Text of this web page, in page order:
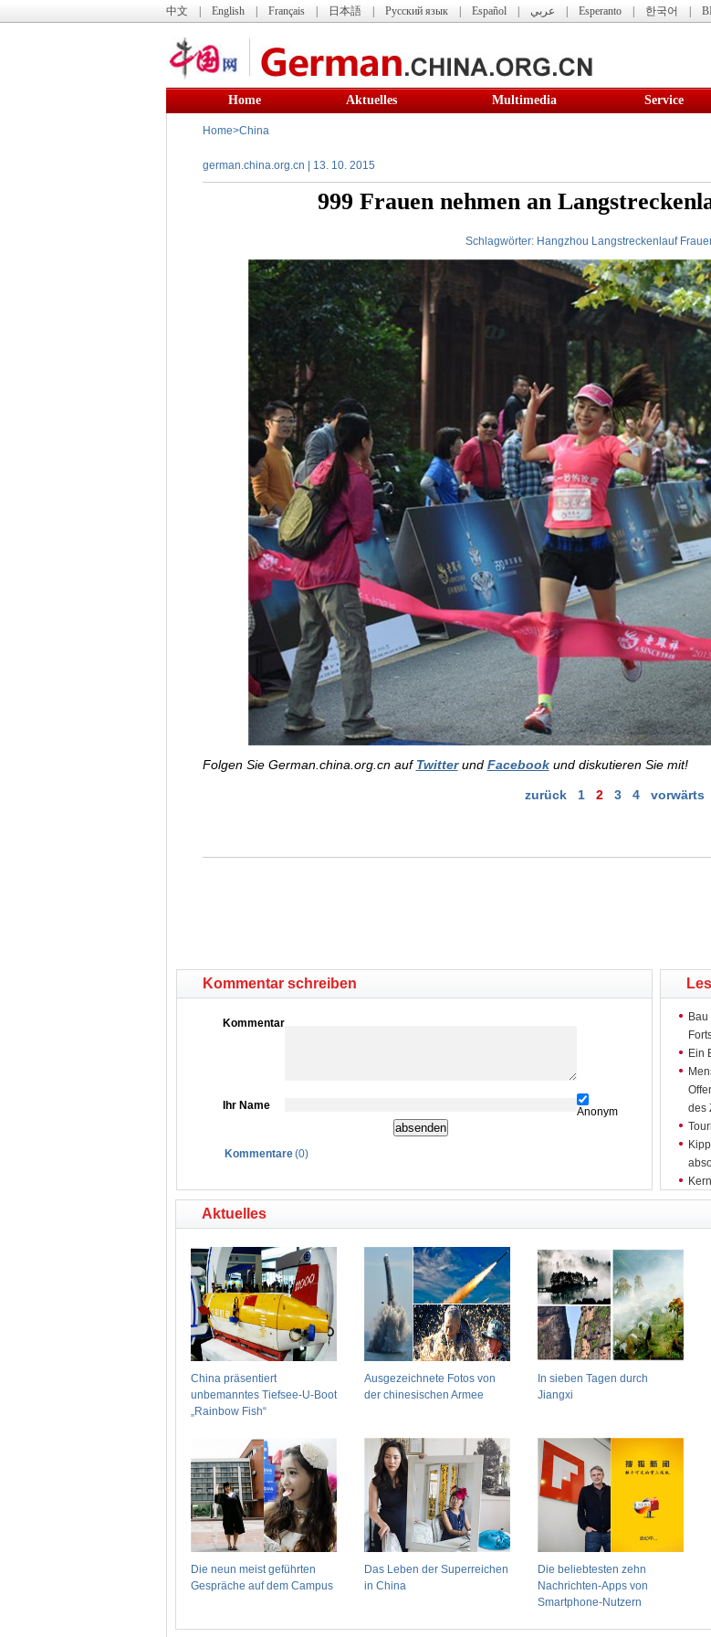
中文 English Français 日本語 Русский язык Español عربي Esperanto 한국어
Home Aktuelles Multimedia Service
Home>China
german.china.org.cn | 13. 10. 2015
999 Frauen nehmen an
Schlagwörter: Hangzhou Langstreckenlauf
Folgen Sie German.china.org.cn auf Twitterund Facebookund diskutieren Sie mit!
zurück 1 2 3 4 vorwärts
Kommentar schreiben
Kommentar
Ihr Name Anonym
Kommentare(0)
Ein
des
vor